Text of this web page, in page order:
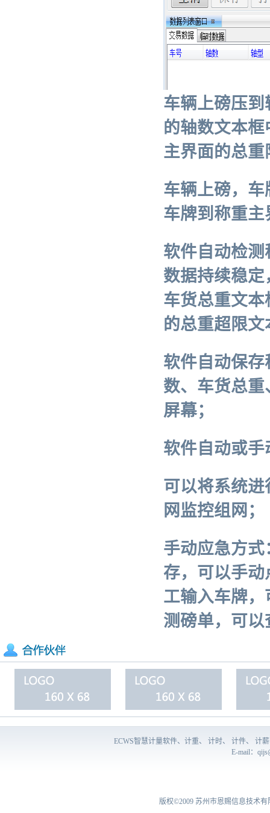
车辆上磅压
的轴数文本
主界面的总
车辆上磅，
车牌到称重
软件自动检
数据持续稳
车货总重文
的总重超限文
软件自动保
数、车货总
屏幕；
软件自动或
可以将系统
网监控组网；
手动应急方
存，可以手
工输入车牌
测磅单，可
ECWS智慧计量软件、计重、 计时、 计件、 计
E-mail：
版权©2009 苏州市恩赐信息技术有